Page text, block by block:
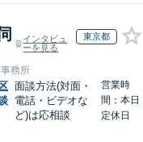
インタビュ
ーを見る
東京都
務所
面談方法(対面・
電話・ビデオな
ど)は応相談
営業時
間：本日
定休日